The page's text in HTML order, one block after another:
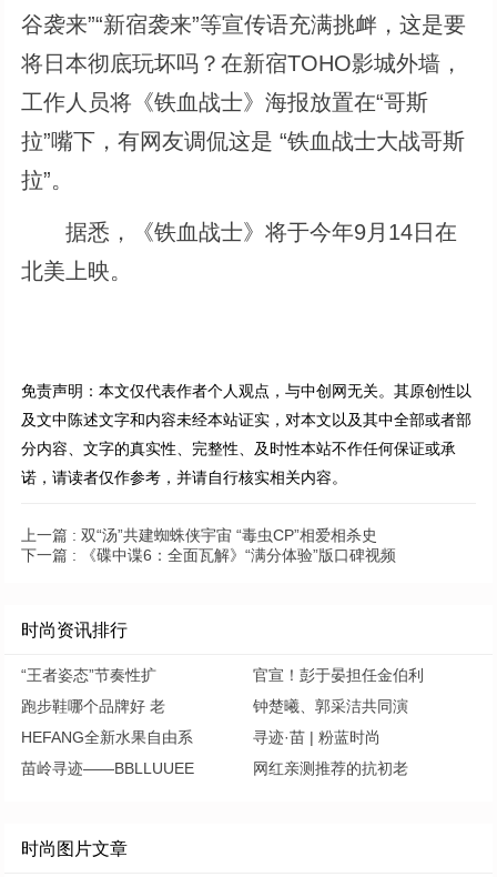
谷袭来”“新宿袭来”等宣传语充满挑衅，这是要
将日本彻底玩坏吗？在新宿TOHO影城外墙，
工作人员将《铁血战士》海报放置在“哥斯
拉”嘴下，有网友调侃这是 “铁血战士大战哥斯
拉”。
据悉，《铁血战士》将于今年9月14日在
北美上映。
免责声明：本文仅代表作者个人观点，与中创网无关。其原创性以
及文中陈述文字和内容未经本站证实，对本文以及其中全部或者部
分内容、文字的真实性、完整性、及时性本站不作任何保证或承
诺，请读者仅作参考，并请自行核实相关内容。
上一篇 : 双“汤”共建蜘蛛侠宇宙 “毒虫CP”相爱相杀史
下一篇 : 《碟中谍6：全面瓦解》“满分体验”版口碑视频
时尚资讯排行
“王者姿态”节奏性扩
官宣！彭于晏担任金伯利
跑步鞋哪个品牌好 老
钟楚曦、郭采洁共同演
HEFANG全新水果自由系
寻迹·苗 | 粉蓝时尚
苗岭寻迹——BBLLUUEE
网红亲测推荐的抗初老
时尚图片文章